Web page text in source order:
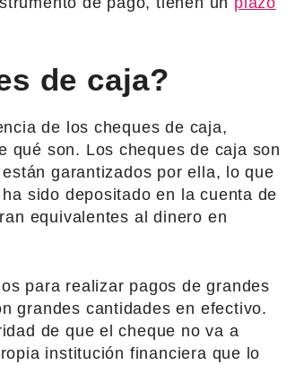
de caja?
de los cheques de caja,
qué son. Los cheques de caja son
garantizados por ella, lo que
sido depositado en la cuenta de
equivalentes al dinero en
para realizar pagos de grandes
grandes cantidades en efectivo.
de que el cheque no va a
institución financiera que lo